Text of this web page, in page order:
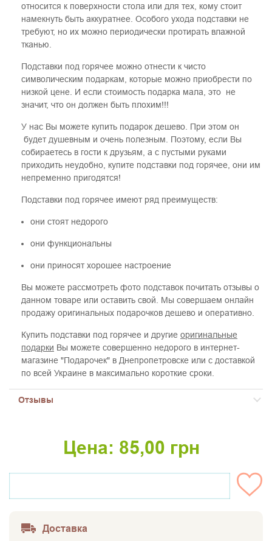
относится к поверхности стола или для тех, кому стоит
намекнуть быть аккуратнее. Особого ухода подставки не
требуют, но их можно периодически протирать влажной
тканью.
Подставки под горячее можно отнести к чисто
символическим подаркам, которые можно приобрести по
низкой цене. И если стоимость подарка мала, это не
значит, что он должен быть плохим!!!
У нас Вы можете купить подарок дешево. При этом он
будет душевным и очень полезным. Поэтому, если Вы
собираетесь в гости к друзьям, а с пустыми руками
приходить неудобно, купите подставки под горячее, они им
непременно пригодятся!
Подставки под горячее имеют ряд преимуществ:
они стоят недорого
они функциональны
они приносят хорошее настроение
Вы можете рассмотреть фото подставок почитать отзывы о
данном товаре или оставить свой. Мы совершаем онлайн
продажу оригинальных подарочков дешево и оперативно.
Купить подставки под горячее и другие оригинальные
подарки Вы можете совершенно недорого в интернет-
магазине "Подарочек" в Днепропетровске или с доставкой
по всей Украине в максимально короткие сроки.
Отзывы
Цена: 85,00 грн
Доставка